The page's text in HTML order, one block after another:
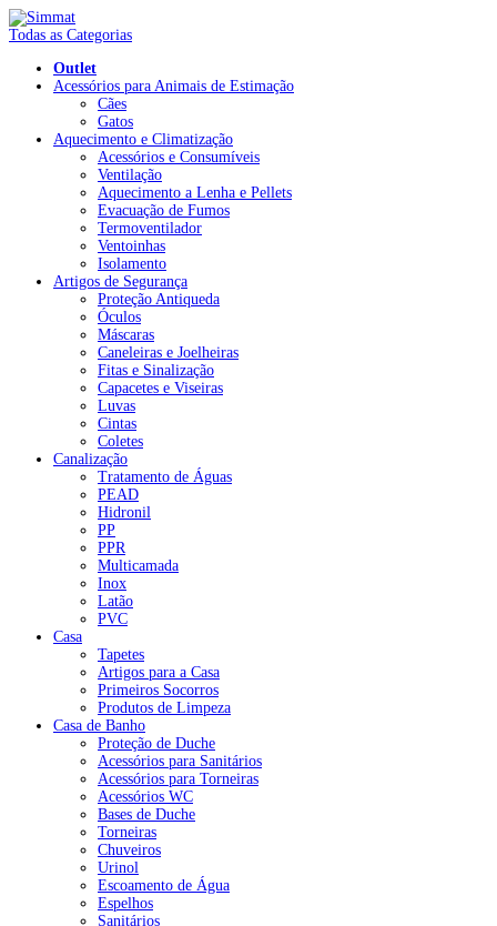
Todas as Categorias
Outlet
Acessórios para Animais de Estimação
Cães
Gatos
Aquecimento e Climatização
Acessórios e Consumíveis
Ventilação
Aquecimento a Lenha e Pellets
Evacuação de Fumos
Termoventilador
Ventoinhas
Isolamento
Artigos de Segurança
Proteção Antiqueda
Óculos
Máscaras
Caneleiras e Joelheiras
Fitas e Sinalização
Capacetes e Viseiras
Luvas
Cintas
Coletes
Canalização
Tratamento de Águas
PEAD
Hidronil
PP
PPR
Multicamada
Inox
Latão
PVC
Casa
Tapetes
Artigos para a Casa
Primeiros Socorros
Produtos de Limpeza
Casa de Banho
Proteção de Duche
Acessórios para Sanitários
Acessórios para Torneiras
Acessórios WC
Bases de Duche
Torneiras
Chuveiros
Urinol
Escoamento de Água
Espelhos
Sanitários